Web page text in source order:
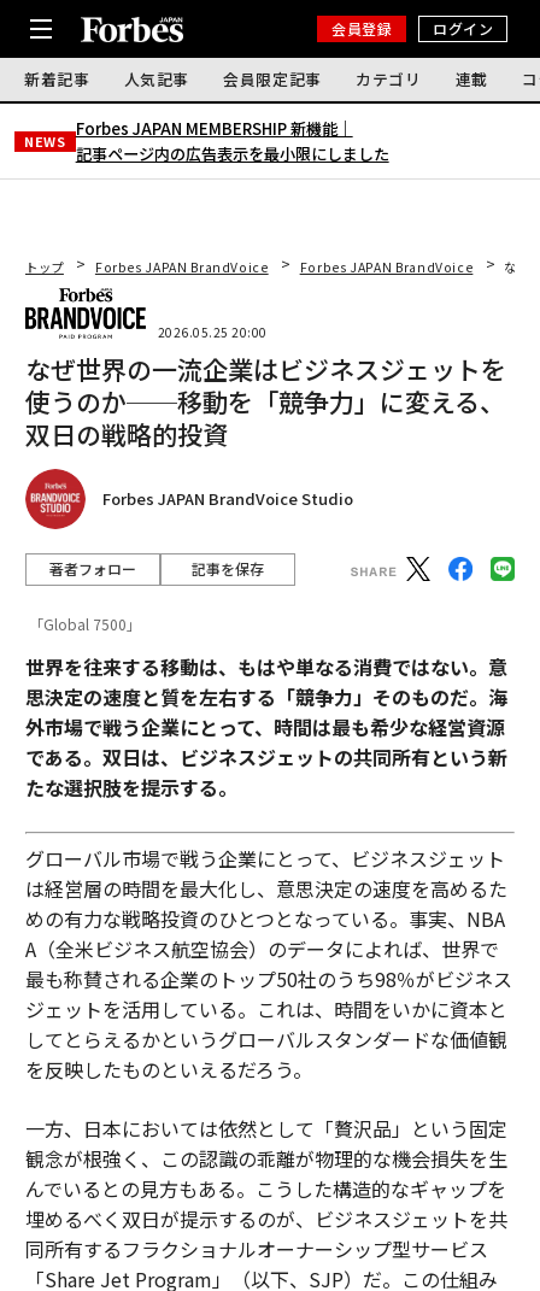
会員登録 ログイン
新着記事 人気記事 会員限定記事 カテゴリ 連載
NEWS
Forbes JAPAN MEMBERSHIP 新機能｜
記事ページ内の広告表示を最小限にしました
トップ Forbes JAPAN BrandVoice Forbes JAPAN BrandVoice なぜ
2026.05.25 20:00
なぜ世界の一流企業はビジネスジェットを
使うのか──移動を「競争力」に変える、
双日の戦略的投資
Forbes JAPAN BrandVoice Studio
著者フォロー 記事を保存
「Global 7500」
世界を往来する移動は、もはや単なる消費ではない。意
思決定の速度と質を左右する「競争力」そのものだ。海
外市場で戦う企業にとって、時間は最も希少な経営資源
である。双日は、ビジネスジェットの共同所有という新
たな選択肢を提示する。
グローバル市場で戦う企業にとって、ビジネスジェット
は経営層の時間を最大化し、意思決定の速度を高めるた
めの有力な戦略投資のひとつとなっている。事実、NBA
A（全米ビジネス航空協会）のデータによれば、世界で
最も称賛される企業のトップ50社のうち98％がビジネス
ジェットを活用している。これは、時間をいかに資本と
してとらえるかというグローバルスタンダードな価値観
を反映したものといえるだろう。
一方、日本においては依然として「贅沢品」という固定
観念が根強く、この認識の乖離が物理的な機会損失を生
んでいるとの見方もある。こうした構造的なギャップを
埋めるべく双日が提示するのが、ビジネスジェットを共
同所有するフラクショナルオーナーシップ型サービス
「Share Jet Program」（以下、SJP）だ。この仕組み